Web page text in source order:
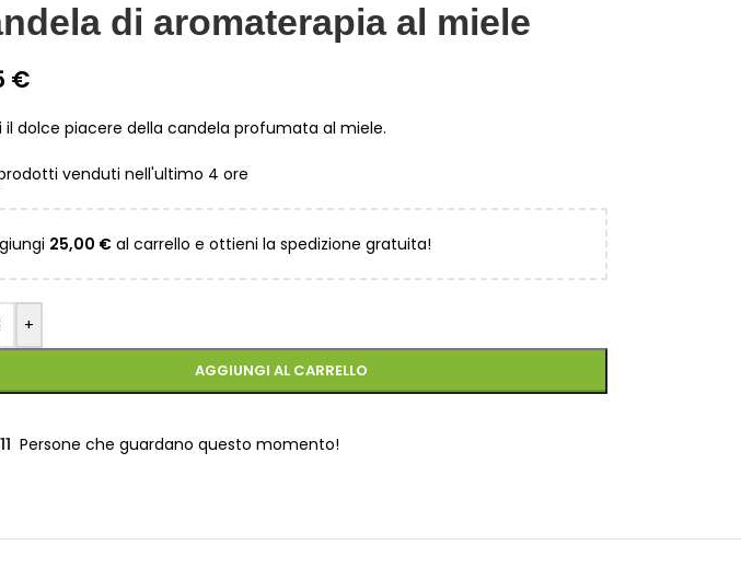
di aromaterapia al miele
€
il dolce piacere della candela profumata al miele.
venduti nell'ultimo 4 ore
25,00 €al carrello e ottieni la spedizione gratuita!
+
AGGIUNGI AL CARRELLO
11 Persone che guardano questo momento!